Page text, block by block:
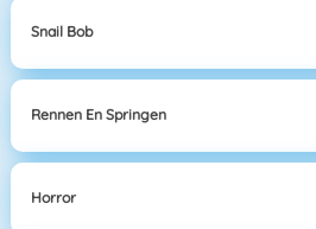
Snail Bob
Rennen En Springen
Horror